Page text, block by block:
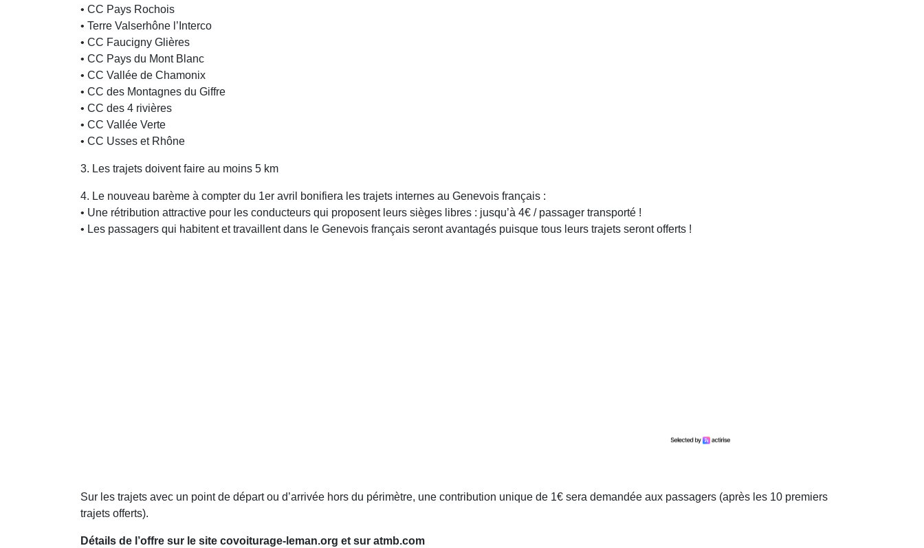
• CC Pays Rochois
• Terre Valserhône l’Interco
• CC Faucigny Glières
• CC Pays du Mont Blanc
• CC Vallée de Chamonix
• CC des Montagnes du Giffre
• CC des 4 rivières
• CC Vallée Verte
• CC Usses et Rhône
3. Les trajets doivent faire au moins 5 km
4. Le nouveau barème à compter du 1er avril bonifiera les trajets internes au Genevois français :
• Une rétribution attractive pour les conducteurs qui proposent leurs sièges libres : jusqu’à 4€ / passager transporté !
• Les passagers qui habitent et travaillent dans le Genevois français seront avantagés puisque tous leurs trajets seront offerts !
Sur les trajets avec un point de départ ou d’arrivée hors du périmètre, une contribution unique de 1€ sera demandée aux passagers (après les 10 premiers
trajets offerts).
Détails de l’offre sur le site covoiturage-leman.org et sur atmb.com